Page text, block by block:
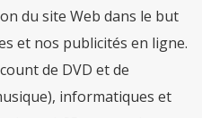
du site Web dans le but
et nos publicités en ligne.
de DVD et de
informatiques et